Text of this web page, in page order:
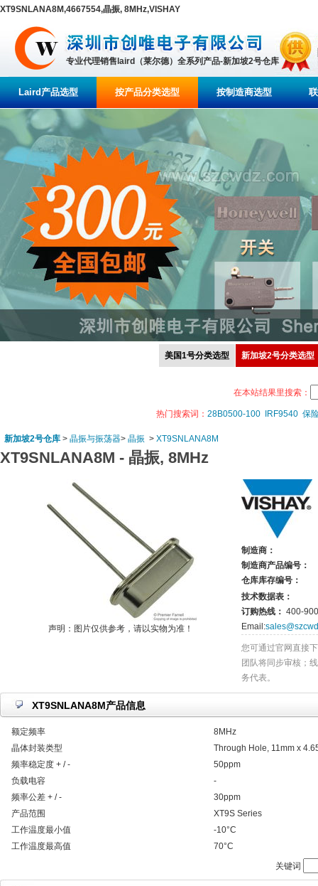
XT9SNLANA8M,4667554,晶振, 8MHz,VISHAY
专业代理销售laird（莱尔德）全系列产品-新加坡2号仓库
Laird产品选型 按产品分类选型 按制造商选型
美国1号分类选型 新加坡2号分类选型
在本站结果里搜索：
热门搜索词： 28B0500-100 IRF9540 保
新加坡2号仓库 > 晶振与振荡器> 晶振 > XT9SNLANA8M
XT9SNLANA8M - 晶振, 8MHz
声明：图片仅供参考，请以实物为准！
制造商：
制造商产品编号：
仓库库存编号：
技术数据表：
订购热线： 400-
Email:
您可通过官网直接
团队将同步审核；
务代表。
XT9SNLANA8M产品信息
额定频率
8MHz
晶体封装类型
Through Hole, 11mm x
频率稳定度 + / -
50ppm
负载电容
-
频率公差 + / -
30ppm
产品范围
XT9S Series
工作温度最小值
-10°C
工作温度最高值
70°C
关键词